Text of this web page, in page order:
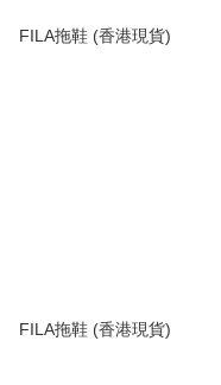
FILA拖鞋 (香港現貨)
FILA拖鞋 (香港現貨)